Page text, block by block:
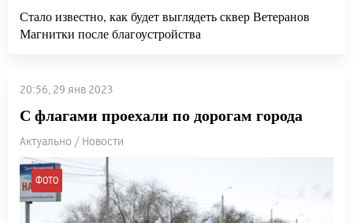
Стало известно, как будет выглядеть сквер Ветеранов
Магнитки после благоустройства
20:56, 29 янв 2023
С флагами проехали по дорогам города
Актуально / Новости
ФОТО